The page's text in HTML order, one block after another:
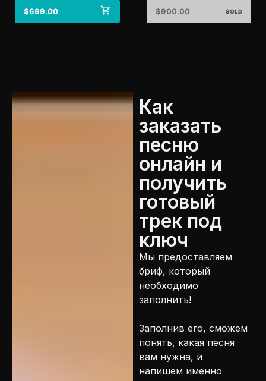
$699.00 $900.00 SOLD
Как
заказать
песню
онлайн и
получить
готовый
трек под
ключ
Мы предоставляем
бриф, который
необходимо
заполнить!
Заполнив его, сможем
понять, какая песня
вам нужна, и
напишем именно